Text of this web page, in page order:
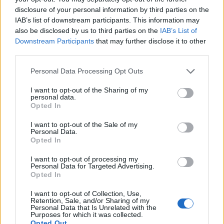
disclosure of your personal information by third parties on the
IAB’s list of downstream participants. This information may
also be disclosed by us to third parties on the IAB’s List of
Downstream Participants that may further disclose it to other
Personal Data Processing Opt Outs
I want to opt-out of the Sharing of my
personal data.
Opted In
I want to opt-out of the Sale of my
Personal Data.
Opted In
I want to opt-out of processing my
Personal Data for Targeted Advertising.
Opted In
I want to opt-out of Collection, Use,
Retention, Sale, and/or Sharing of my
Personal Data that Is Unrelated with the
Purposes for which it was collected.
αρτηρίες, την οδό Ορφέως. Σήμερα στο Βοσβόζη ποταμό
ρίχνονται τα επεξεργασμένα αστικά λύματα του
βιολογικού καθαρισμού.
Ειρήνης που αποτελεί το σημείο συγκέντρωσης της
νυχτερινής ζωής η οποία τονώνεται από τον μεγάλο
πληθυσμό φοιτητών που ζουν και σπουδάζουν στην
Κομοτηνή. Τα τελευταία χρόνια η περιοχή βορειοδυτικά
του κέντρου, το προάστιο Νέα Μοσυνούπολη (όμορο του
οικισμού Ήφαιστος) έχει αναβαθμιστεί με την ανάπτυξη
εμπορικών κέντρων και πολυκαταστημάτων. Εκτός του
αστικού ιστού βρίσκονται αφενός η Πανεπιστημιούπολη
στα δυτικά και η Βιομηχανική Περιοχή στα ανατολικά.